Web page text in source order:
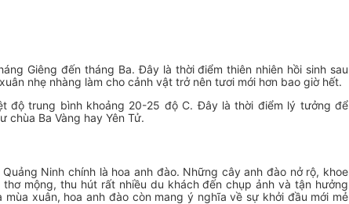
Giêng đến tháng Ba. Đây là thời điểm thiên nhiên hồi sinh sau
nhẹ nhàng làm cho cảnh vật trở nên tươi mới hơn bao giờ hết.
độ trung bình khoảng 20-25 độ C. Đây là thời điểm lý tưởng để
chùa Ba Vàng hay Yên Tử.
Ninh chính là hoa anh đào. Những cây anh đào nở rộ, khoe
mộng, thu hút rất nhiều du khách đến chụp ảnh và tận hưởng
xuân, hoa anh đào còn mang ý nghĩa về sự khởi đầu mới mẻ